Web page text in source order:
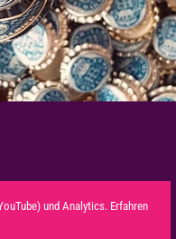
und Analytics. Erfahren